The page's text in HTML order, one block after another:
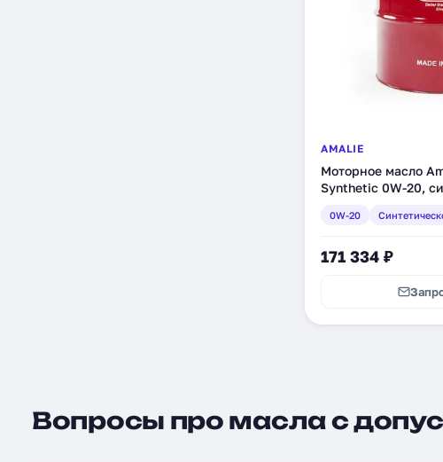
AMALIE
Моторное масло
Synthetic 0W-20,
0W-20
171 334 ₽
Вопросы про масла с